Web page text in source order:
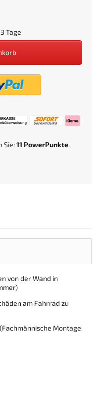
Tage
Sie:11 PowerPunkte.
von der Wand in
am Fahrrad zu
Montage